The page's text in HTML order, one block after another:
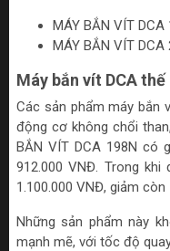
MÁY BẮN VÍT DCA
MÁY BẮN VÍT DCA
Máy bắn vít DCA thế
Các sản phẩm máy bắn
động cơ không chổi
BẮN VÍT DCA 198N có
912.000 VNĐ. Trong khi
1.100.000 VNĐ, giảm còn
Những sản phẩm này
mạnh mẽ, với tốc độ